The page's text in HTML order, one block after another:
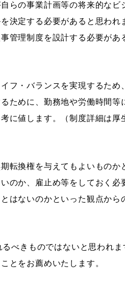
らの事業計画等の将来的なビ
決定する必要があると思われ
管理制度を設計する必要があ
フ・バランスを実現するため
ために、勤務地や労働時間等
に値します。（制度詳細は厚
転換権を与えてもよいものか
のか、雇止め等をしておく必
はないのかといった観点から
べきものではないと思われま
とをお薦めいたします。